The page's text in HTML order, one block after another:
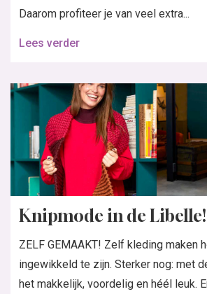
Daarom profiteer je van veel extra...
Lees verder
Knipmode in de Libelle!
ZELF GEMAAKT! Zelf kleding maken
ingewikkeld te zijn. Sterker nog: met
het makkelijk, voordelig en héél leuk.